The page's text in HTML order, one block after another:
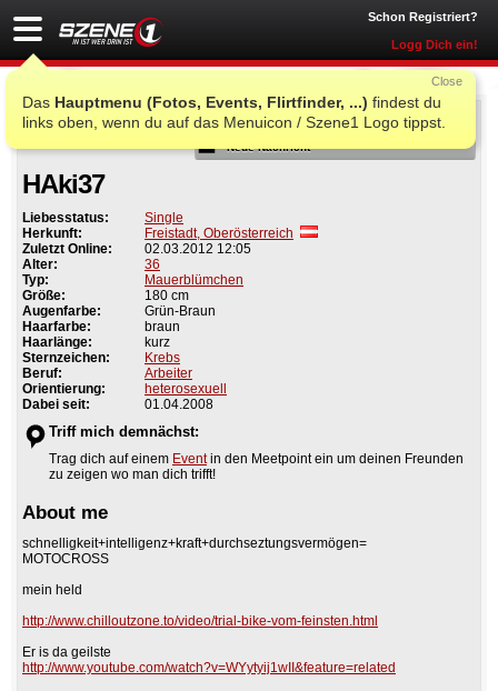
Schon Registriert?
Logg Dich ein!
Das Hauptmenu (Fotos, Events, Flirtfinder, ...) findest du
links oben, wenn du auf das Menuicon / Szene1 Logo tippst.
Close
Als Freund
Neue Nachricht
HAki37
Liebesstatus:
Single
Herkunft:
Freistadt, Oberösterreich
Zuletzt Online:
02.03.2012 12:05
Alter:
36
Typ:
Mauerblümchen
Größe:
180 cm
Augenfarbe:
Grün-Braun
Haarfarbe:
braun
Haarlänge:
kurz
Sternzeichen:
Krebs
Beruf:
Arbeiter
Orientierung:
heterosexuell
Dabei seit:
01.04.2008
Triff mich demnächst:
Trag dich auf einem Eventin den Meetpoint ein um deinen Freunden
zu zeigen wo man dich trifft!
About me
schnelligkeit+intelligenz+kraft+durchseztungsvermögen=
MOTOCROSS
mein held
http://www.chilloutzone.to/video/trial-bike-vom-feinsten.html
Er is da geilste
http://www.youtube.com/watch?v=WYytyij1wII&feature=related